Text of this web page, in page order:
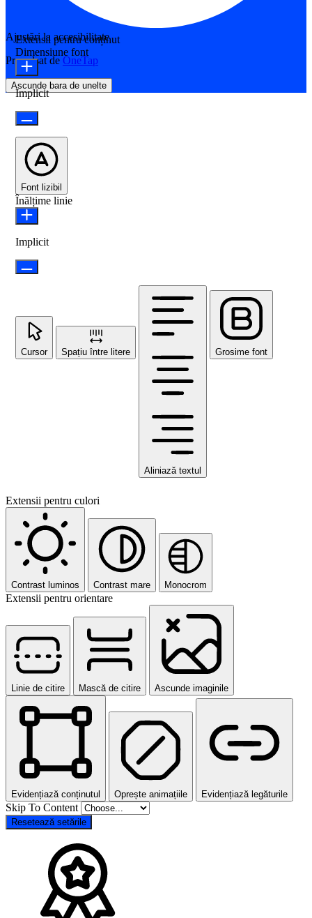
Ajustări la accesibilitate
Propulsat de OneTap
Ascunde bara de unelte
Extensii pentru conținut
Dimensiune font
Implicit
Font lizibil
Înălțime linie
Implicit
Cursor Spațiu între litere
Aliniază textul
Grosime font
Extensii pentru culori
Contrast luminos Contrast mare Monocrom
Extensii pentru orientare
Linie de citire Mască de citire Ascunde imaginile
Evidențiază conținutul Oprește animațiile Evidențiază legăturile
Skip To Content
Resetează setările